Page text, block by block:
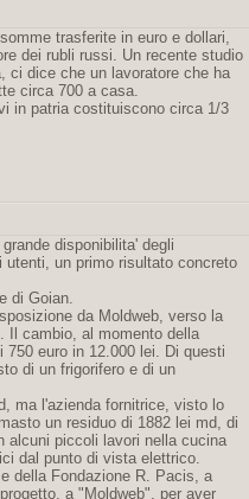
trasferite in euro e dollari,
dei rubli russi. Un recente studio
ci dice che un lavoratore che ha
circa 700 a casa.
in patria costituiscono circa 1/3
disponibilita' degli
un primo risultato concreto
di Goian.
da Moldweb, verso la
Il cambio, al momento della
euro in 12.000 lei. Di questi
di un frigorifero e di un
ma l'azienda fornitrice, visto lo
un residuo di 1882 lei md, di
alcuni piccoli lavori nella cucina
dal punto di vista elettrico.
della Fondazione R. Pacis, a
a "Moldweb", per aver